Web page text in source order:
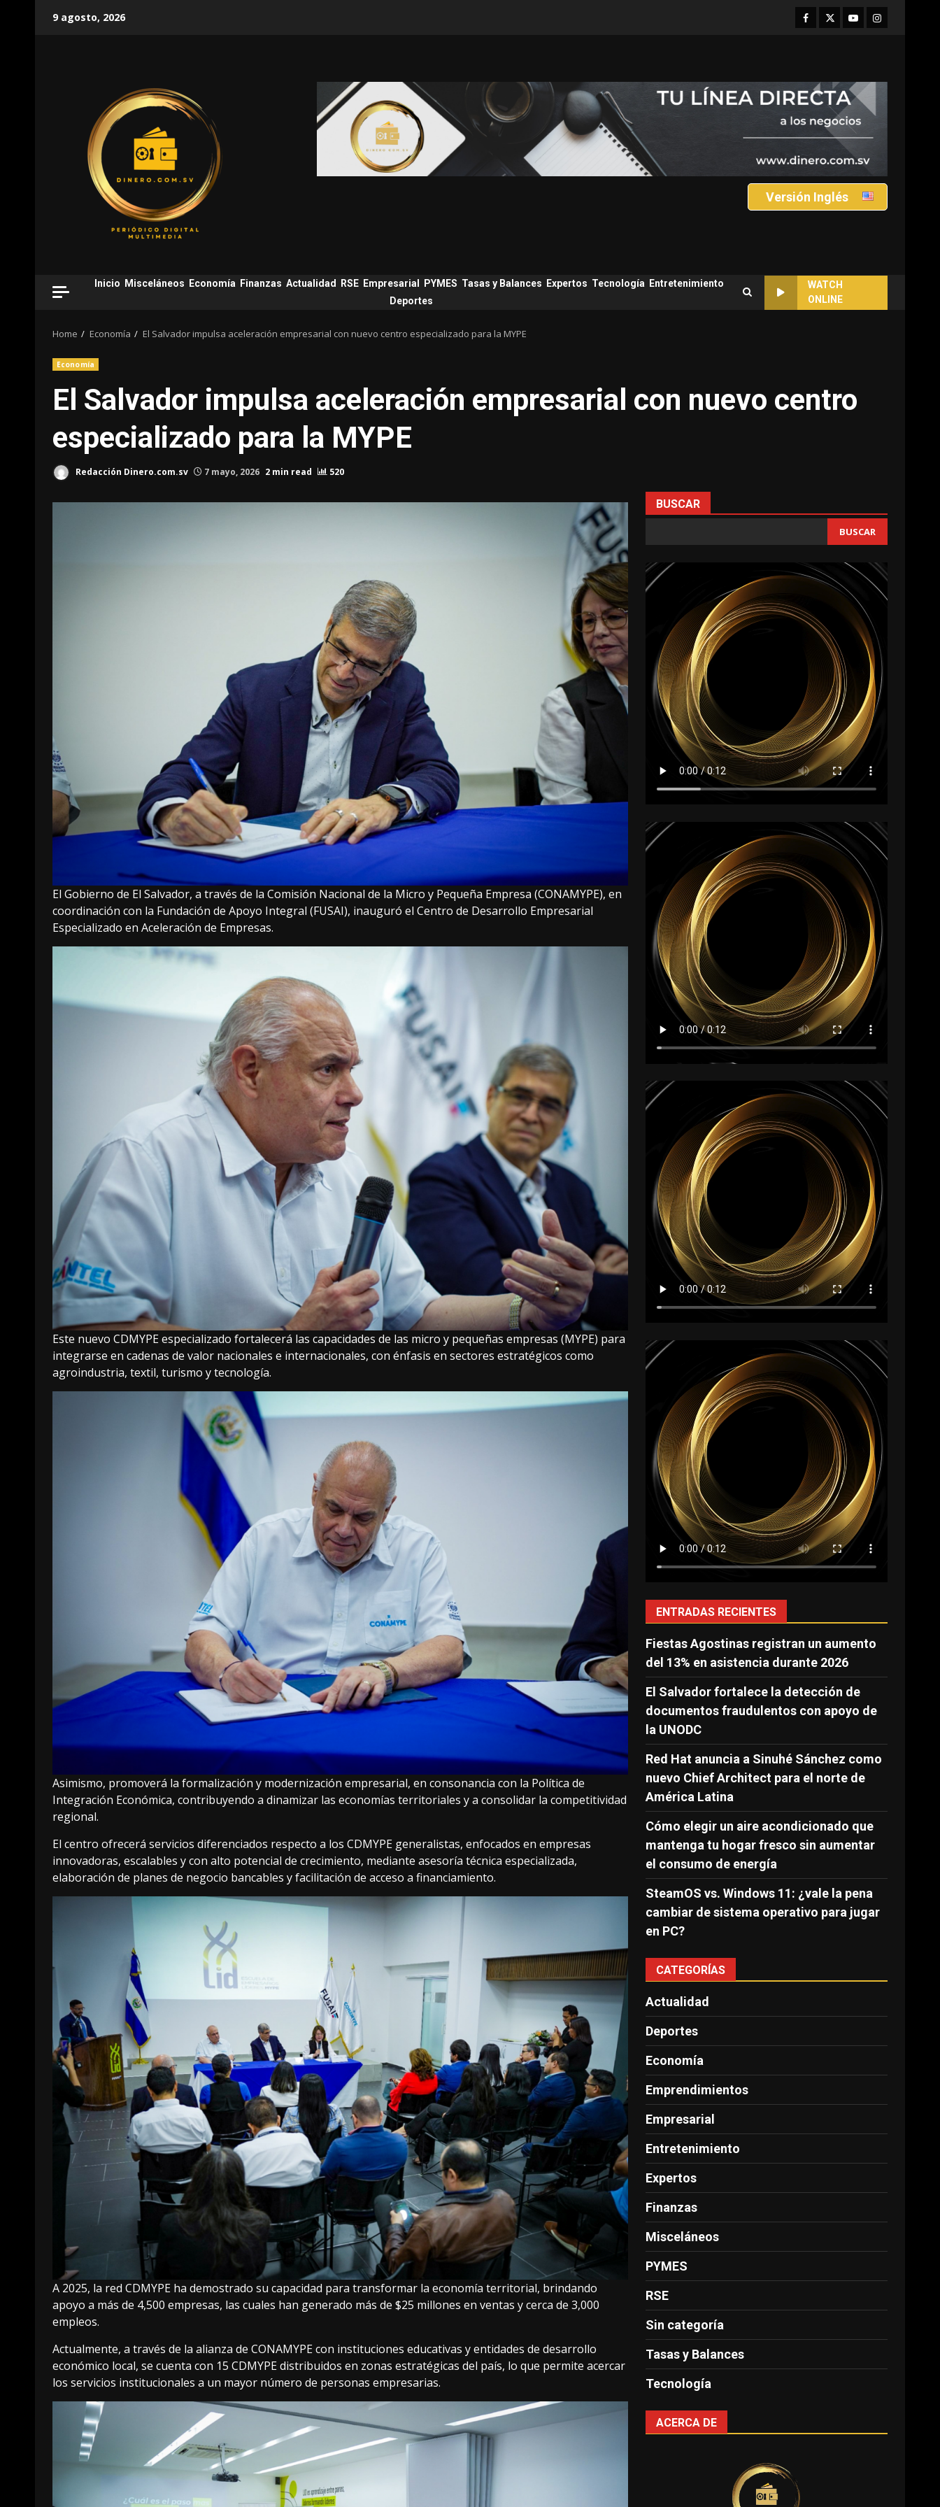
9 agosto, 2026 Facebook
TwitterYoutubeInstagram
Versión Inglés
Inicio Misceláneos Economía Finanzas Actualidad RSE Empresarial PYMES Tasas y Balances Expertos Tecnología
Entretenimiento
Deportes
WATCH
ONLINE
Home Economía El Salvador impulsa aceleración empresarial con nuevo centro especializado para la MYPE
Economía
El Salvador impulsa aceleración empresarial con nuevo centro
especializado para la MYPE
Redacción Dinero.com.sv 7 mayo, 2026 2 min read 520
El Gobierno de El Salvador, a través de la Comisión Nacional de la Micro y Pequeña Empresa (CONAMYPE), en
coordinación con la Fundación de Apoyo Integral (FUSAI), inauguró el Centro de Desarrollo Empresarial
Especializado en Aceleración de Empresas.
Este nuevo CDMYPE especializado fortalecerá las capacidades de las micro y pequeñas empresas (MYPE) para
integrarse en cadenas de valor nacionales e internacionales, con énfasis en sectores estratégicos como
agroindustria, textil, turismo y tecnología.
Asimismo, promoverá la formalización y modernización empresarial, en consonancia con la Política de
Integración Económica, contribuyendo a dinamizar las economías territoriales y a consolidar la competitividad
regional.
El centro ofrecerá servicios diferenciados respecto a los CDMYPE generalistas, enfocados en empresas
innovadoras, escalables y con alto potencial de crecimiento, mediante asesoría técnica especializada,
elaboración de planes de negocio bancables y facilitación de acceso a financiamiento.
A 2025, la red CDMYPE ha demostrado su capacidad para transformar la economía territorial, brindando
apoyo a más de 4,500 empresas, las cuales han generado más de $25 millones en ventas y cerca de 3,000
empleos.
Actualmente, a través de la alianza de CONAMYPE con instituciones educativas y entidades de desarrollo
económico local, se cuenta con 15 CDMYPE distribuidos en zonas estratégicas del país, lo que permite acercar
los servicios institucionales a un mayor número de personas empresarias.
BUSCAR
BUSCAR
ENTRADAS RECIENTES
Fiestas Agostinas registran un aumento
del 13% en asistencia durante 2026
El Salvador fortalece la detección de
documentos fraudulentos con apoyo de
la UNODC
Red Hat anuncia a Sinuhé Sánchez como
nuevo Chief Architect para el norte de
América Latina
Cómo elegir un aire acondicionado que
mantenga tu hogar fresco sin aumentar
el consumo de energía
SteamOS vs. Windows 11: ¿vale la pena
cambiar de sistema operativo para jugar
en PC?
CATEGORÍAS
Actualidad
Deportes
Economía
Emprendimientos
Empresarial
Entretenimiento
Expertos
Finanzas
Misceláneos
PYMES
RSE
Sin categoría
Tasas y Balances
Tecnología
ACERCA DE